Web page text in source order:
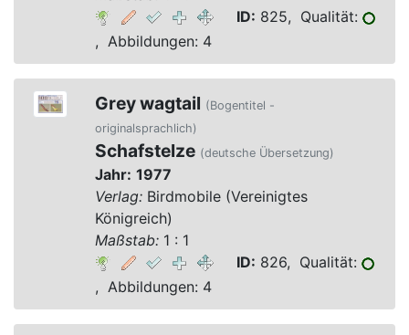
ID: 825, Qualität:
, Abbildungen: 4
Grey wagtail (Bogentitel -
originalsprachlich)
Schafstelze (deutsche Übersetzung)
Jahr: 1977
Verlag:Birdmobile (Vereinigtes
Königreich)
Maßstab:1 : 1
ID: 826, Qualität:
, Abbildungen: 4